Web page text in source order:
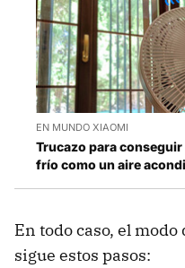
EN MUNDO XIAOMI
Trucazo para
frío como un aire
En todo caso, el
sigue estos pasos: